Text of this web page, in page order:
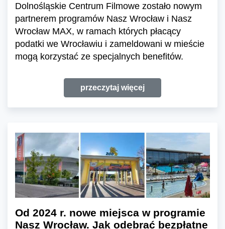
Dolnośląskie Centrum Filmowe zostało nowym
partnerem programów Nasz Wrocław i Nasz
Wrocław MAX, w ramach których płacący
podatki we Wrocławiu i zameldowani w mieście
mogą korzystać ze specjalnych benefitów.
przeczytaj więcej
Od 2024 r. nowe miejsca w programie
Nasz Wrocław. Jak odebrać bezpłatne